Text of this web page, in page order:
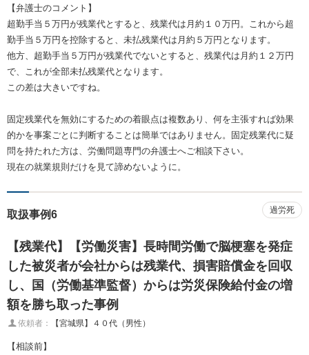
【弁護士のコメント】
超勤手当５万円が残業代とすると、残業代は月約１０万円。これから超
勤手当５万円を控除すると、未払残業代は月約５万円となります。
他方、超勤手当５万円が残業代でないとすると、残業代は月約１２万円
で、これが全部未払残業代となります。
この差は大きいですね。
固定残業代を無効にするための着眼点は複数あり、何を主張すれば効果
的かを事案ごとに判断することは簡単ではありません。固定残業代に疑
問を持たれた方は、労働問題専門の弁護士へご相談下さい。
現在の就業規則だけを見て諦めないように。
取扱事例6 過労死
【残業代】【労働災害】長時間労働で脳梗塞を発症
した被災者が会社からは残業代、損害賠償金を回収
し、国（労働基準監督）からは労災保険給付金の増
額を勝ち取った事例
依頼者： 【宮城県】４０代（男性）
【相談前】